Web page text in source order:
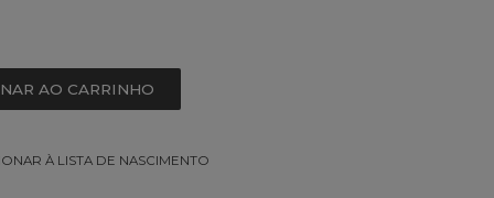
AO CARRINHO
À LISTA DE NASCIMENTO